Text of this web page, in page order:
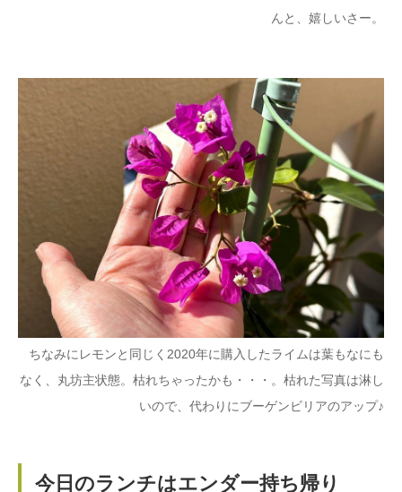
んと、嬉しいさー。
ちなみにレモンと同じく2020年に購入したライムは葉もなにも
なく、丸坊主状態。枯れちゃったかも・・・。枯れた写真は淋し
いので、代わりにブーゲンビリアのアップ♪
今日のランチはエンダー持ち帰り